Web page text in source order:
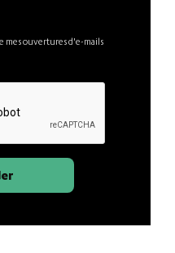
mes ouvertures d'e-mails